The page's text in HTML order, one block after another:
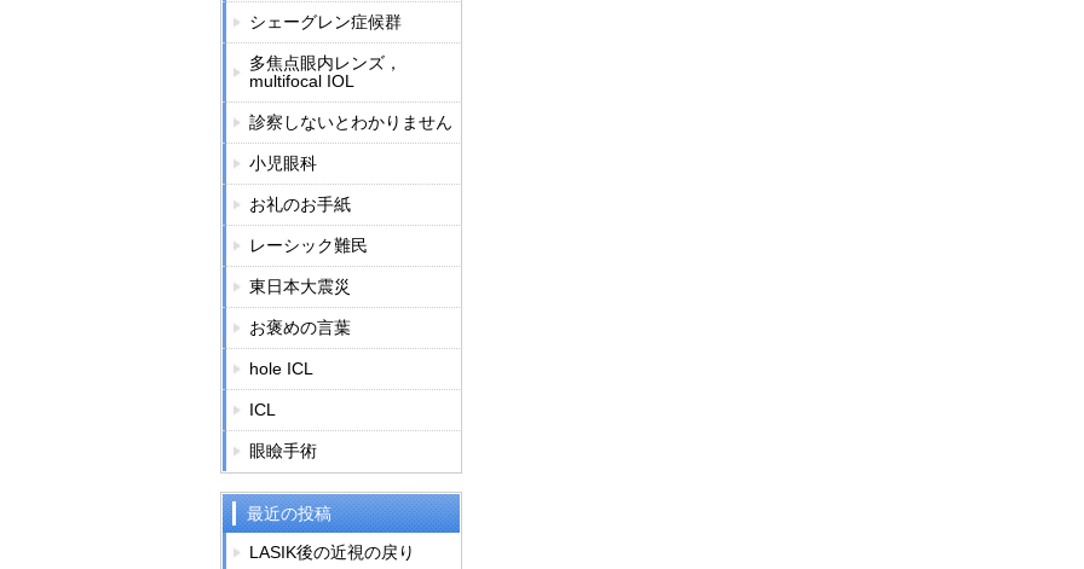
シェーグレン症候群
多焦点眼内レンズ，
multifocal IOL
診察しないとわかりません
小児眼科
お礼のお手紙
レーシック難民
東日本大震災
お褒めの言葉
hole ICL
ICL
眼瞼手術
最近の投稿
LASIK後の近視の戻り